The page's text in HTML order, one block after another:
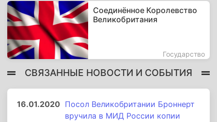
Соединённое Королевство
Великобритания
Государство
СВЯЗАННЫЕ НОВОСТИ И СОБЫТИЯ
16.01.2020 Посол Великобритании Броннерт
вручила в МИД России копии